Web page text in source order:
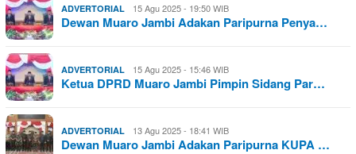
ADVERTORIAL 15 Agu 2025 - 19:50 WIB
Dewan Muaro Jambi Adakan Paripurna Penya…
ADVERTORIAL 15 Agu 2025 - 15:46 WIB
Ketua DPRD Muaro Jambi Pimpin Sidang Par…
ADVERTORIAL 13 Agu 2025 - 18:41 WIB
Dewan Muaro Jambi Adakan Paripurna KUPA …